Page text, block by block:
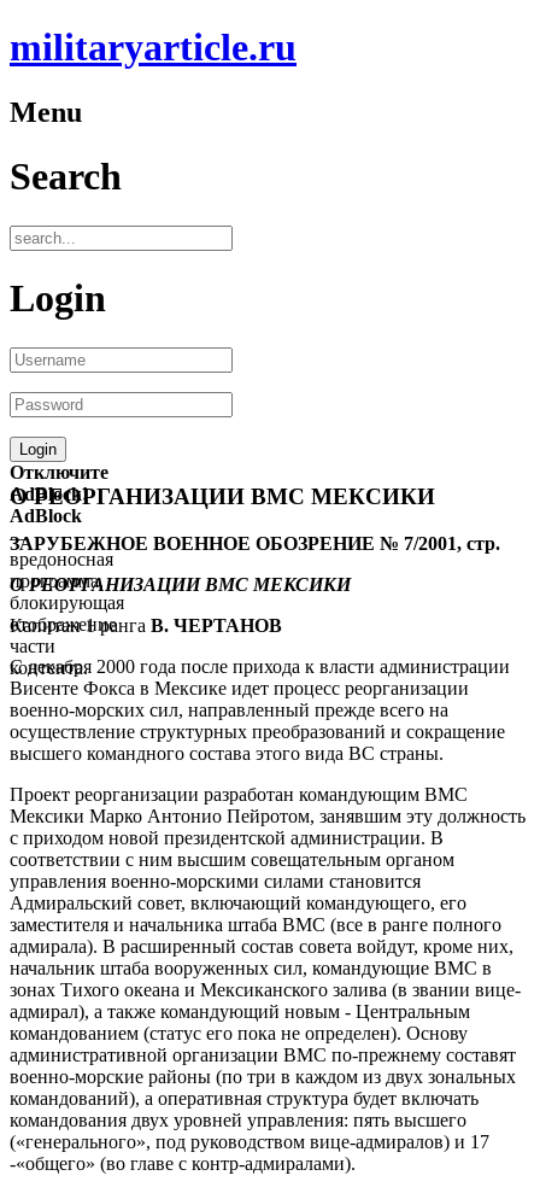
militaryarticle.ru
Menu
Search
Login
Отключите
AdBlock!
AdBlock
—
вредоносная
программа,
блокирующая
отображение
части
контента.
О РЕОРГАНИЗАЦИИ ВМС МЕКСИКИ
ЗАРУБЕЖНОЕ ВОЕННОЕ ОБОЗРЕНИЕ № 7/2001, стр.
О РЕОРГАНИЗАЦИИ ВМС МЕКСИКИ
Капитан 1 ранга В. ЧЕРТАНОВ
С декабря 2000 года после прихода к власти администрации
Висенте Фокса в Мексике идет процесс реорганизации
военно-морских сил, направленный прежде всего на
осуществление структурных преобразований и сокращение
высшего командного состава этого вида ВС страны.
Проект реорганизации разработан командующим ВМС
Мексики Марко Антонио Пейротом, занявшим эту должность
с приходом новой президентской администрации. В
соответствии с ним высшим совещательным органом
управления военно-морскими силами становится
Адмиральский совет, включающий командующего, его
заместителя и начальника штаба ВМС (все в ранге полного
адмирала). В расширенный состав совета войдут, кроме них,
начальник штаба вооруженных сил, командующие ВМС в
зонах Тихого океана и Мексиканского залива (в звании вице-
адмирал), а также командующий новым - Центральным
командованием (статус его пока не определен). Основу
административной организации ВМС по-прежнему составят
военно-морские районы (по три в каждом из двух зональных
командований), а оперативная структура будет включать
командования двух уровней управления: пять высшего
(«генерального», под руководством вице-адмиралов) и 17
-«общего» (во главе с контр-адмиралами).